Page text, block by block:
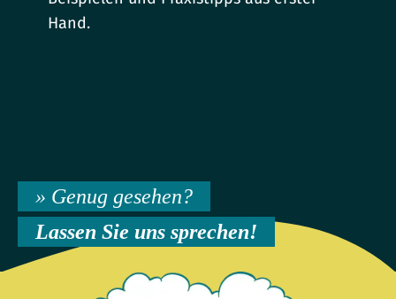
Hand.
» Genug gesehen?
Lassen Sie uns sprechen!